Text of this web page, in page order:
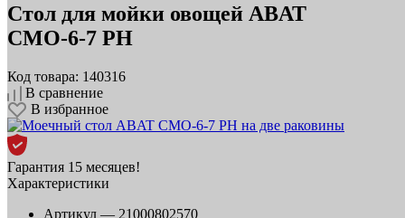
Стол для мойки овощей ABAT
СМО‑6‑7 РН
Код товара: 140316
В сравнение
В избранное
Гарантия 15 месяцев!
Характеристики
Артикул — 21000802570